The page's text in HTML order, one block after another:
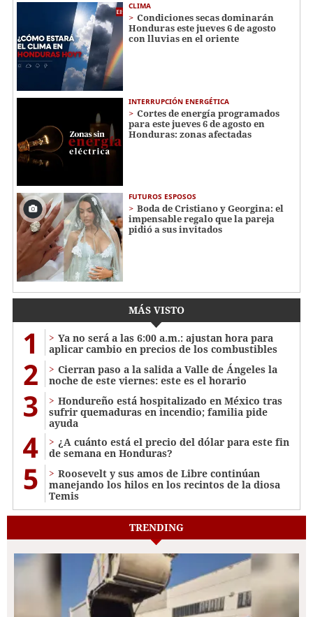
CLIMA
Condiciones secas dominarán
Honduras este jueves 6 de agosto
con lluvias en el oriente
INTERRUPCIÓN ENERGÉTICA
Cortes de energía programados
para este jueves 6 de agosto en
Honduras: zonas afectadas
FUTUROS ESPOSOS
Boda de Cristiano y Georgina: el
impensable regalo que la pareja
pidió a sus invitados
MÁS VISTO
1
Ya no será a las 6:00 a.m.: ajustan hora para
aplicar cambio en precios de los combustibles
2
Cierran paso a la salida a Valle de Ángeles la
noche de este viernes: este es el horario
3
Hondureño está hospitalizado en México tras
sufrir quemaduras en incendio; familia pide
ayuda
4
¿A cuánto está el precio del dólar para este fin
de semana en Honduras?
5
Roosevelt y sus amos de Libre continúan
manejando los hilos en los recintos de la diosa
Temis
TRENDING